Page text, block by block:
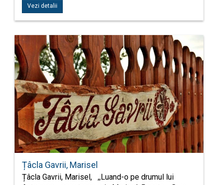
Vezi detalii
Țâcla Gavrii, Marisel
Țâcla Gavrii, Marisel, ,,Luand-o pe drumul lui